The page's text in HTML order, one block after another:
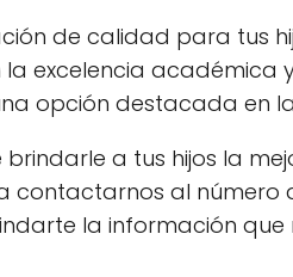
de calidad para tus
excelencia académica
opción destacada en
a tus hijos la
contactarnos al número
la información